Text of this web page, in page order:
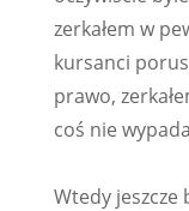
zerkałem w
kursanci
prawo,
coś nie
Wtedy jeszcze